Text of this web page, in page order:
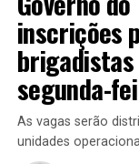
inscrições
segunda-
As vagas serão
unidades